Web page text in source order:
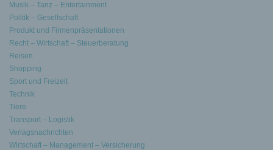
Musik – Tanz – Entertainment
Politik – Gesellschaft
Produkt und Firmenpräsentationen
Recht – Wirtschaft – Steuerberatung
Reisen
Shopping
Sport und Freizeit
Technik
Tiere
Transport – Logistik
Verlagsnachrichten
Wirtschaft – Management – Versicherung